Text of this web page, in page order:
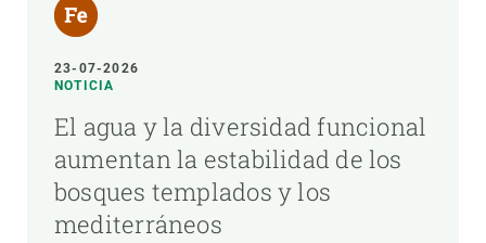
23-07-2026
NOTICIA
El agua y la diversidad funcional
aumentan la estabilidad de los
bosques templados y los
mediterráneos